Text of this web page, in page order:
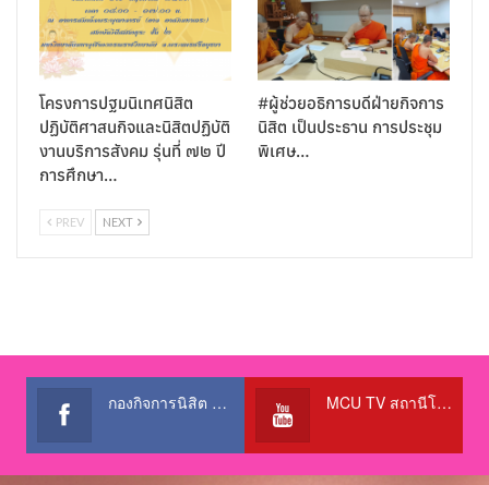
โครงการปฐมนิเทศนิสิต
ปฏิบัติศาสนกิจและนิสิตปฏิบัติ
งานบริการสังคม รุ่นที่ ๗๒ ปี
การศึกษา…
#ผู้ช่วยอธิการบดีฝ่ายกิจการ
นิสิต เป็นประธาน การประชุม
พิเศษ…
PREV NEXT
กองกิจการนิสิต สำนักงานอธิการบดี MCU TV สถานีโทรทัศน์เพื่อการศึกษา @OfficialTBCChannel